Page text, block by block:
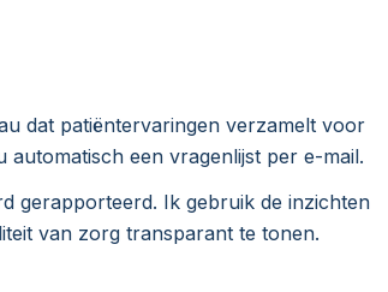
dat patiëntervaringen verzamelt voor
een vragenlijst per e-mail.
gerapporteerd. Ik gebruik de inzichten
van zorg transparant te tonen.